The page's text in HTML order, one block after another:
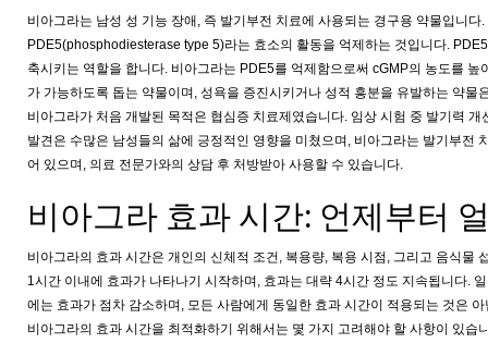
비아그라는 남성 성 기능 장애, 즉 발기부전 치료에 사용되는 경구용 약물입니
PDE5(phosphodiesterase type 5)라는 효소의 활동을 억제하는 것입니다.
축시키는 역할을 합니다. 비아그라는 PDE5를 억제함으로써 cGMP의 농도를
가 가능하도록 돕는 약물이며, 성욕을 증진시키거나 성적 흥분을 유발하는 약물
비아그라가 처음 개발된 목적은 협심증 치료제였습니다. 임상 시험 중 발기력
발견은 수많은 남성들의 삶에 긍정적인 영향을 미쳤으며, 비아그라는 발기부
어 있으며, 의료 전문가와의 상담 후 처방받아 사용할 수 있습니다.
비아그라 효과 시간: 언제부터
비아그라의 효과 시간은 개인의 신체적 조건, 복용량, 복용 시점, 그리고 음식
1시간 이내에 효과가 나타나기 시작하며, 효과는 대략 4시간 정도 지속됩니다.
에는 효과가 점차 감소하며, 모든 사람에게 동일한 효과 시간이 적용되는 것은 아
비아그라의 효과 시간을 최적화하기 위해서는 몇 가지 고려해야 할 사항이 있